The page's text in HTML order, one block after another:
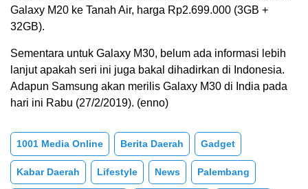
Galaxy M20 ke Tanah Air, harga Rp2.699.000 (3GB +
32GB).
Sementara untuk Galaxy M30, belum ada informasi lebih
lanjut apakah seri ini juga bakal dihadirkan di Indonesia.
Adapun Samsung akan merilis Galaxy M30 di India pada
hari ini Rabu (27/2/2019). (enno)
1001 Media Online Berita Daerah Gadget
Kabar Daerah Lifestyle News Palembang